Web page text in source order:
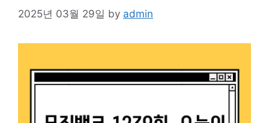
2025년 03월 29일 by admin